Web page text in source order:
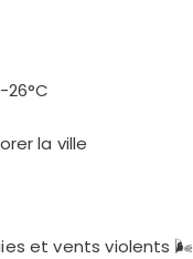
la ville
et vents violents 🌬